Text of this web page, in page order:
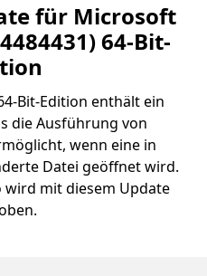
für Microsoft
64-Bit-
Bit-Edition enthält ein
die Ausführung von
wenn eine in
Datei geöffnet wird.
wird mit diesem Update